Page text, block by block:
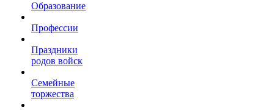
Образование
Профессии
Праздники
родов войск
Семейные
торжества